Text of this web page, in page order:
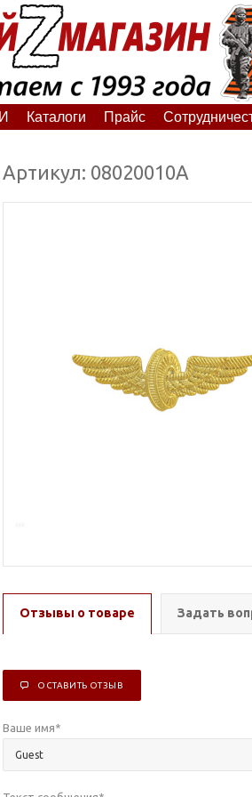
Каталоги Прайс
Артикул: 08020010А
Отзывы о товаре Задать
ОСТАВИТЬ ОТЗЫВ
Ваше имя*